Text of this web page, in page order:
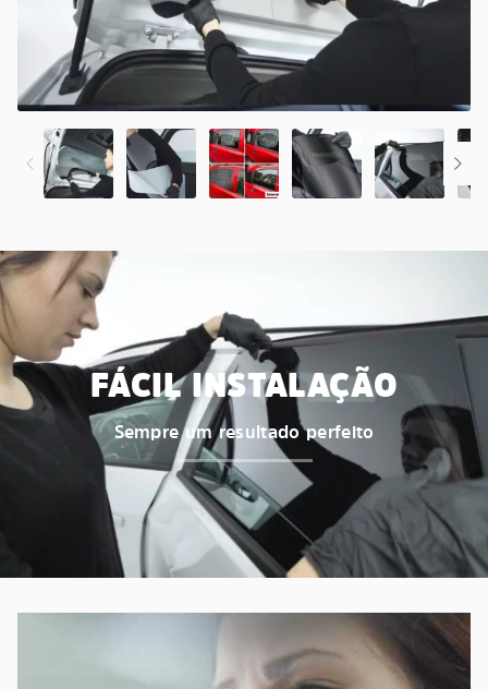
FÁCIL INSTALAÇÃO
Sempre um resultado perfeito